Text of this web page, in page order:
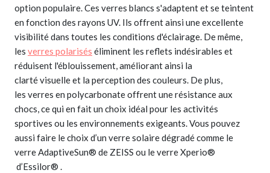
option populaire. Ces verres blancs s'adaptent et se teintent
en fonction des rayons UV. Ils offrent ainsi une excellente
visibilité dans toutes les conditions d'éclairage. De même,
les verres polarisés éliminent les reflets indésirables et
réduisent l'éblouissement, améliorant ainsi la
clarté visuelle et la perception des couleurs. De plus,
les verres en polycarbonate offrent une résistance aux
chocs, ce qui en fait un choix idéal pour les activités
sportives ou les environnements exigeants. Vous pouvez
aussi faire le choix d’un verre solaire dégradé comme le
verre AdaptiveSun® de ZEISS ou le verre Xperio®
d’Essilor® .